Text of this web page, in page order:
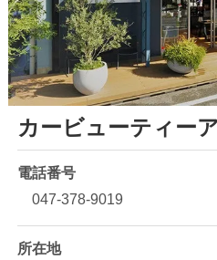
カービューティー
電話番号
047-378-9019
所在地